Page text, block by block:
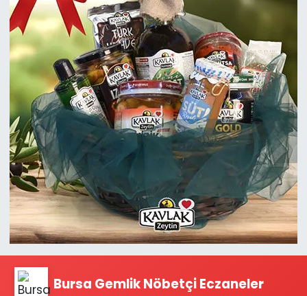
Bursa Gemlik Nöbetçi Eczaneler